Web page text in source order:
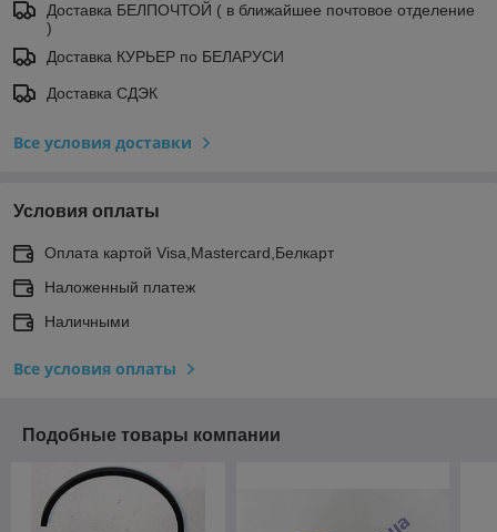
Доставка БЕЛПОЧТОЙ ( в ближайшее почтовое отделение
)
Доставка КУРЬЕР по БЕЛАРУСИ
Доставка СДЭК
Все условия доставки
Условия оплаты
Оплата картой Visa,Mastercard,Белкарт
Наложенный платеж
Наличными
Все условия оплаты
Подобные товары компании